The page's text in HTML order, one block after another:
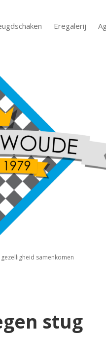
menu Eregalerij
samenkomen
stug